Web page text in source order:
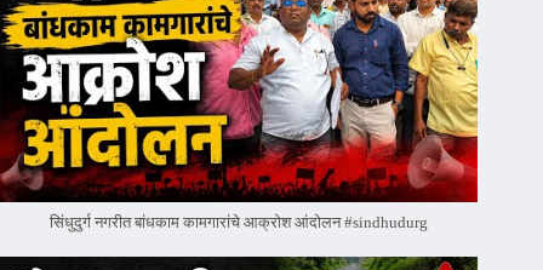
सिंधुदुर्ग नगरीत बांधकाम कामगारांचे आक्रोश आंदोलन #sindhudurg